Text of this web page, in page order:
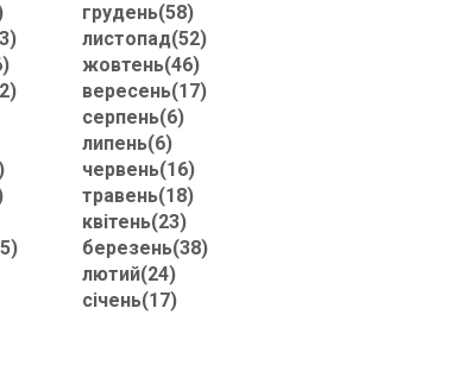
грудень(58)
листопад(52)
жовтень(46)
вересень(17)
серпень(6)
липень(6)
червень(16)
травень(18)
квітень(23)
березень(38)
лютий(24)
січень(17)